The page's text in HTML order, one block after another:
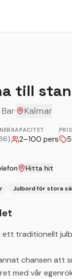
till
· Kalmar
KAPACITET
2–100 pers
Hitta hit
Julbord för stora
ett traditionellt
chansen att
med vår